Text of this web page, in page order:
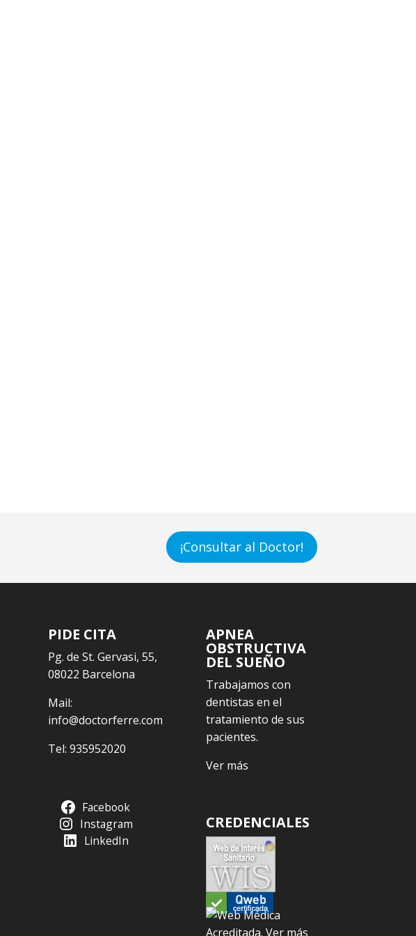
¡Consultar al Doctor!
PIDE CITA
Pg. de St. Gervasi, 55,
08022 Barcelona
Mail:
info@doctorferre.com
Tel: 935952020
Facebook
Instagram
LinkedIn
APNEA
OBSTRUCTIVA
DEL SUEÑO
Trabajamos con
dentistas en el
tratamiento de sus
pacientes.
Ver más
CREDENCIALES